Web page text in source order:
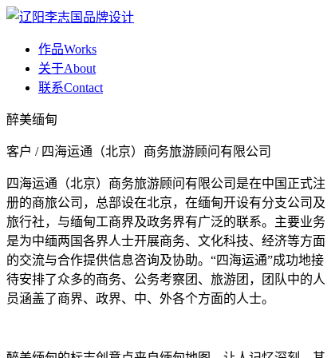
作品Works
关于About
联系Contact
醉美缅甸
客户 / 四海运通（北京）商务旅游顾问有限公司
四海运通（北京）商务旅游顾问有限公司是在中国正式注
册的商旅公司，总部设在北京，在缅甸开设有分支公司及
旅行社，与缅甸工商界及政务界有广泛的联系。主要业务
是为中缅两国各界人士开展商务、文化科技、经济等方面
的交流与合作提供信息咨询及协助。“四海运通”成功地接
待安排了众多的商务、公务考察团、旅游团，团队中的人
员涵盖了商界、政界、中、外各个方面的人士。